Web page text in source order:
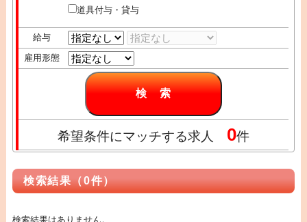
道具付与・貸与
給与
雇用形態
希望条件にマッチする求人 0件
検索結果（0件）
検索結果はありません。